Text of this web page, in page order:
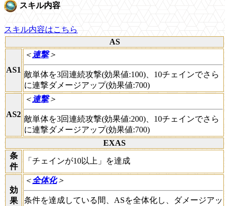
スキル内容
スキル内容はこちら
AS
AS1
＜ 連撃＞
敵単体を3回連続攻撃(効果値:100)、10チェインでさら
に連撃ダメージアップ(効果値:700)
AS2
＜ 連撃＞
敵単体を3回連続攻撃(効果値:200)、10チェインでさら
に連撃ダメージアップ(効果値:700)
EXAS
条
件
「チェインが10以上」を達成
効
果
＜全体化＞
条件を達成している間、ASを全体化し、ダメージアッ